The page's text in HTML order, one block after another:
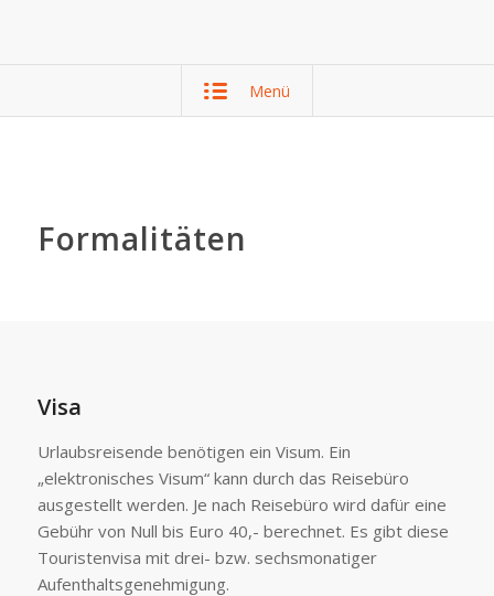
Menü
Formalitäten
Visa
Urlaubsreisende benötigen ein Visum. Ein
„elektronisches Visum“ kann durch das Reisebüro
ausgestellt werden. Je nach Reisebüro wird dafür eine
Gebühr von Null bis Euro 40,- berechnet. Es gibt diese
Touristenvisa mit drei- bzw. sechsmonatiger
Aufenthaltsgenehmigung.